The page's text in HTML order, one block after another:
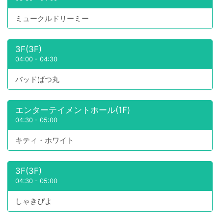
ミュークルドリーミー
3F(3F)
04:00 - 04:30
バッドばつ丸
エンターテイメントホール(1F)
04:30 - 05:00
キティ・ホワイト
3F(3F)
04:30 - 05:00
しゃきぴよ